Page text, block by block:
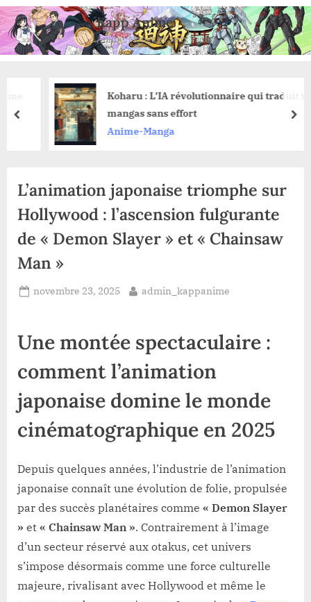
Skip
to
content
Kapp Anime
Anime, Manga et Jeux Vidéo
Koharu : L’IA révolutionnaire qui traduit vos
mangas sans effort
Anime-Manga
prev
L’animation japonaise triomphe sur
Hollywood : l’ascension fulgurante
de « Demon Slayer » et « Chainsaw
Man »
Posted
novembre 23, 2025 By
admin_kappanime
Une montée spectaculaire :
comment l’animation
japonaise domine le monde
cinématographique en 2025
Depuis quelques années, l’industrie de l’animation
japonaise connaît une évolution de folie, propulsée
par des succès planétaires comme « Demon Slayer
» et « Chainsaw Man ». Contrairement à l’image
d’un secteur réservé aux otakus, cet univers
s’impose désormais comme une force culturelle
majeure, rivalisant avec Hollywood et même le